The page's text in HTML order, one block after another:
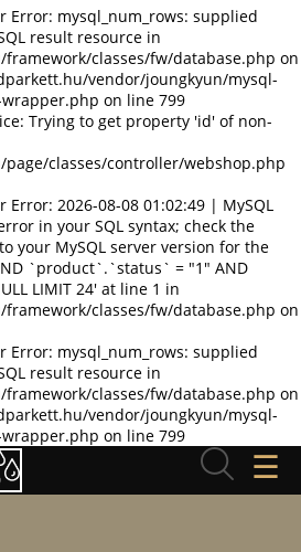
Error: mysql_num_rows: supplied
result resource in
classes/fw/database.php on
vendor/joungkyun/mysql-
on line 799
Trying to get property 'id' of non-
classes/controller/webshop.php
Error: 2026-08-08 01:02:49 | MySQL
in your SQL syntax; check the
your MySQL server version for the
`product`.`status` = "1" AND
LIMIT 24' at line 1 in
classes/fw/database.php on
Error: mysql_num_rows: supplied
result resource in
classes/fw/database.php on
vendor/joungkyun/mysql-
on line 799
☰